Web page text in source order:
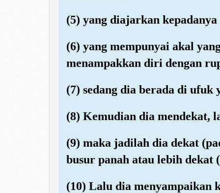
(5) yang diajarkan
(6) yang mempunyai akal
menampakkan diri dengan
(7) sedang dia berada di ufuk
(8) Kemudian dia mendekat,
(9) maka jadilah dia dekat
busur panah atau lebih dekat
(10) Lalu dia menyampaikan